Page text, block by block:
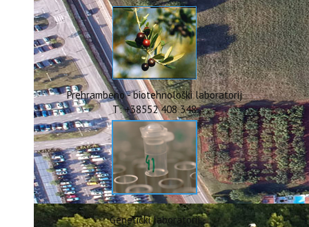
webmail
Popularizacija znanosti
ERASMUS+
HyPro4ST
DIGIAGRI
GreenTea
CIRCOLIVE
Prehrambeno - biotehnološki laboratorij
T: +38552 408 348
Genetički laboratorij